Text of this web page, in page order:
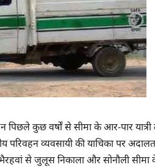
पिछले कुछ वर्षों से सीमा के आर-पार
परिवहन व्यवसायी की याचिका पर
भैरहवां से जुलूस निकाला और सोनौली